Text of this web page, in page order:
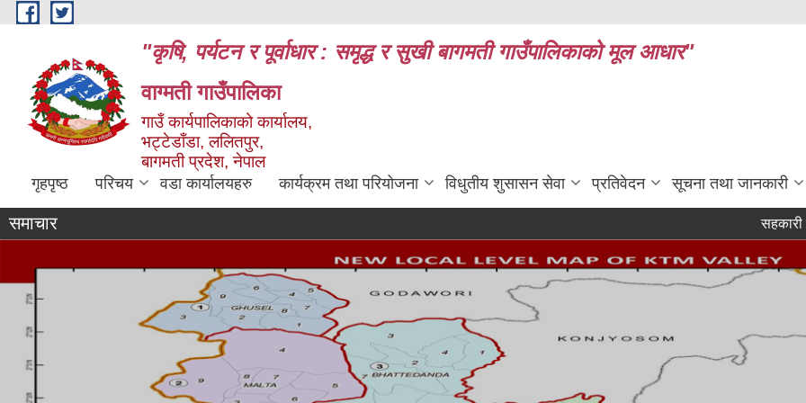
Skip to main content
"कृषि, पर्यटन र पूर्वाधार : समृद्ध र सुखी बागमती गाउँपालिकाको मूल आधार"
वाग्मती गाउँपालिका
गाउँ कार्यपालिकाको कार्यालय,
भट्टेडाँडा, ललितपुर,
बागमती प्रदेश, नेपाल
गृहपृष्ठ परिचय वडा कार्यालयहरु कार्यक्रम तथा परियोजना विधुतीय शुसासन सेवा प्रतिवेदन सूचना तथा जानकारी
समाचार सहकारी
सहकारी संस्थाहरुले वार्षिक प्रतिवेदन तथा कोपोमिस प्रणालीमा आवद्ध भई विवरण अध्यावधिक गर्ने सम्बन्धी सूचना लेखा परीक्षणका